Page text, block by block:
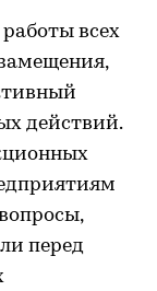
всех
действий.
перед